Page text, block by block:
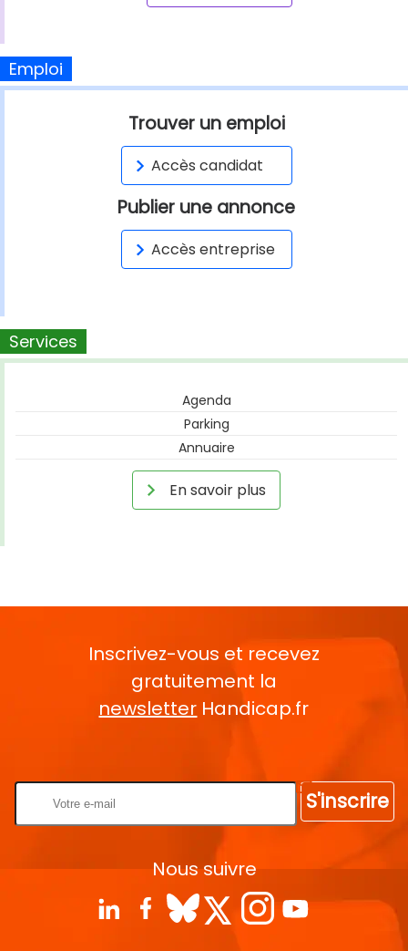
Emploi
Trouver un emploi
Accès candidat
Publier une annonce
Accès entreprise
Services
Agenda
Parking
Annuaire
En savoir plus
Inscrivez-vous et recevez
gratuitement la
newsletter Handicap.fr
S'inscrire
Nous suivre